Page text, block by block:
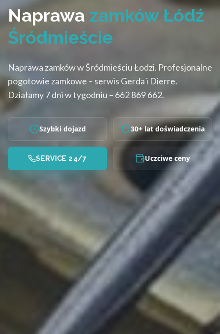
Naprawa zamków Łódź
Śródmieście
Naprawa zamków w Śródmieściu Łodzi. Profesjonalne
pogotowie zamkowe – serwis Gerda i Dierre.
Działamy 7 dni w tygodniu – 662 869 662.
Szybki dojazd 30+ lat doświadczenia
SERVICE 24/7 Uczciwe ceny